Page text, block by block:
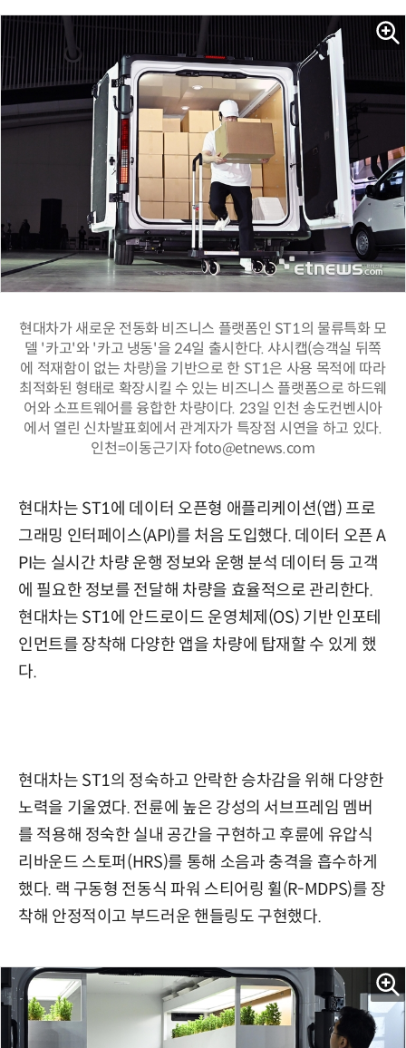
현대차가 새로운 전동화 비즈니스 플랫폼인 ST1의 물류특화 모
델 '카고'와 '카고 냉동'을 24일 출시한다. 샤시캡(승객실 뒤쪽
에 적재함이 없는 차량)을 기반으로 한 ST1은 사용 목적에 따라
최적화된 형태로 확장시킬 수 있는 비즈니스 플랫폼으로 하드웨
어와 소프트웨어를 융합한 차량이다. 23일 인천 송도컨벤시아
에서 열린 신차발표회에서 관계자가 특장점 시연을 하고 있다.
인천=이동근기자 foto@etnews.com
현대차는 ST1에 데이터 오픈형 애플리케이션(앱) 프로
그래밍 인터페이스(API)를 처음 도입했다. 데이터 오픈 A
PI는 실시간 차량 운행 정보와 운행 분석 데이터 등 고객
에 필요한 정보를 전달해 차량을 효율적으로 관리한다.
현대차는 ST1에 안드로이드 운영체제(OS) 기반 인포테
인먼트를 장착해 다양한 앱을 차량에 탑재할 수 있게 했
다.
현대차는 ST1의 정숙하고 안락한 승차감을 위해 다양한
노력을 기울였다. 전륜에 높은 강성의 서브프레임 멤버
를 적용해 정숙한 실내 공간을 구현하고 후륜에 유압식
리바운드 스토퍼(HRS)를 통해 소음과 충격을 흡수하게
했다. 랙 구동형 전동식 파워 스티어링 휠(R-MDPS)를 장
착해 안정적이고 부드러운 핸들링도 구현했다.